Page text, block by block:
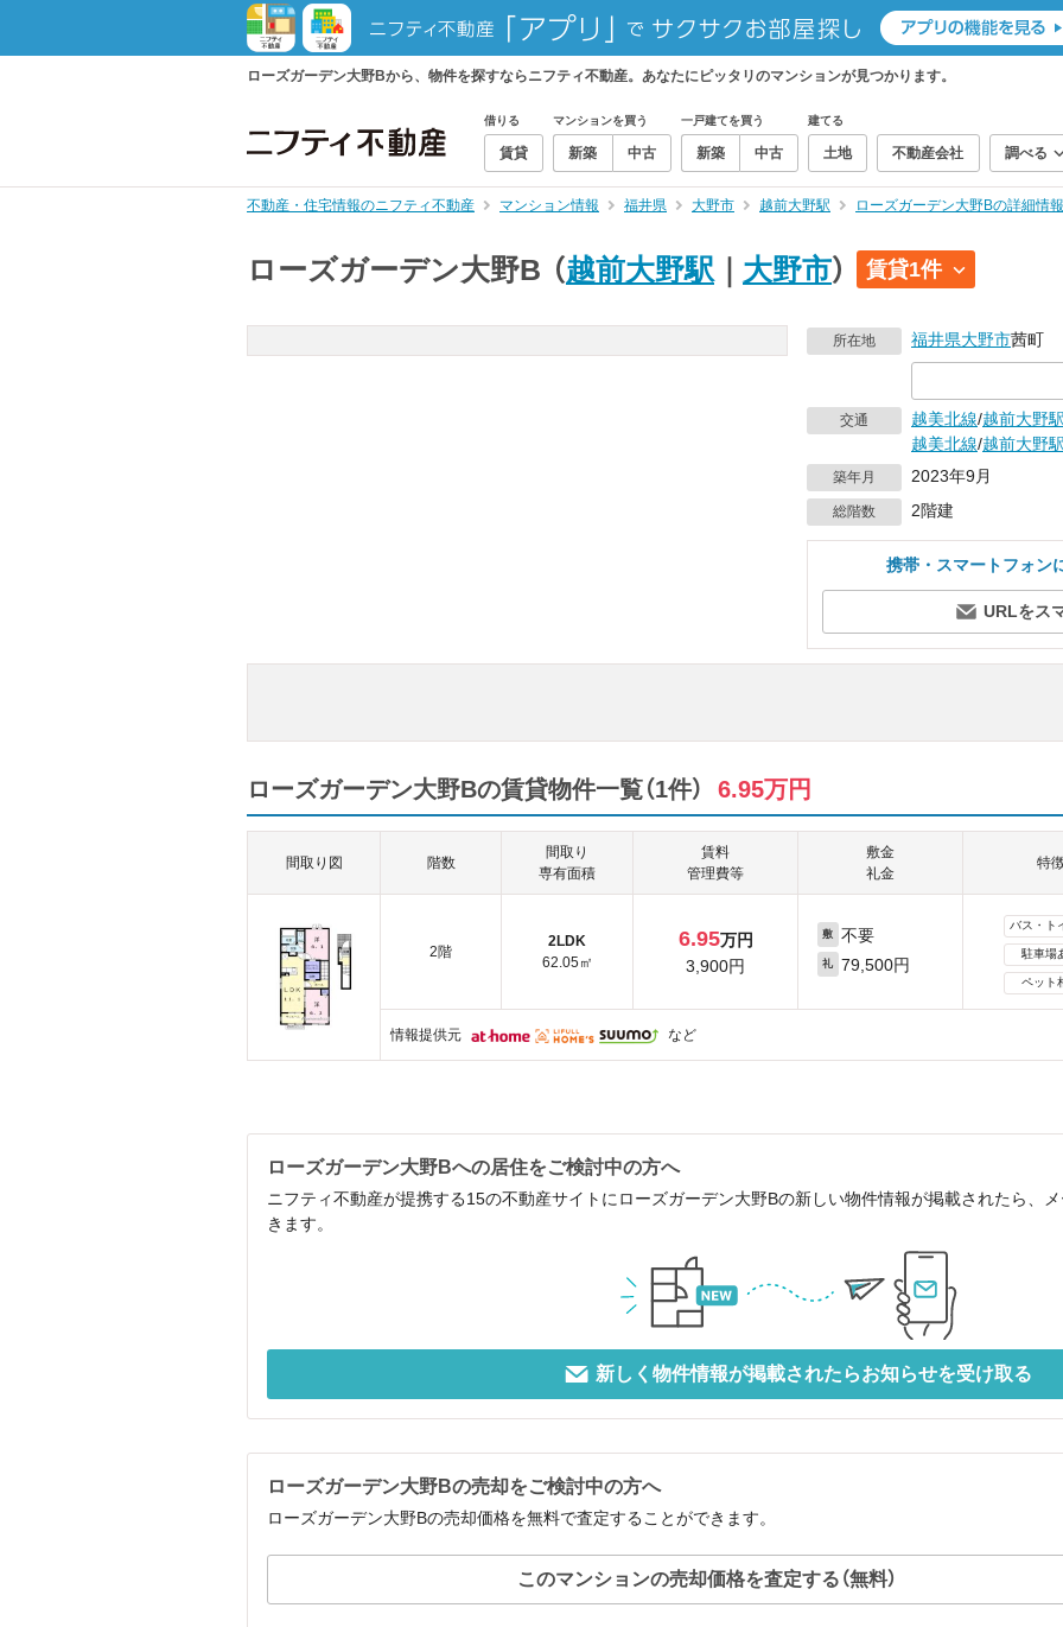
ローズガーデン大野Bから、物件を探すならニフティ不動産。あなたにピッタリのマンションが見つかります。
借りる
賃貸
マンションを買う
新築 中古
一戸建てを買う
新築 中古
建てる
土地 不動産会社 調べる
不動産・住宅情報のニフティ不動産 マンション情報 福井県 大野市 越前大野駅 ローズガーデン大野Bの詳細情報
ローズガーデン大野B （越前大野駅 大野市） 賃貸1件
所在地 福井県大野市茜町
交通 越美北線/越前大野駅
越美北線/越前大野駅
築年月 2023年9月
総階数 2階建
携帯・スマートフォン
URLをス
ローズガーデン大野Bの賃貸物件一覧（1件） 6.95万円
間取り図 階数
間取り
専有面積
賃料
管理費等
敷金
礼金
特
2階
2LDK
62.05㎡
6.95万円
3,900円
敷 不要
礼 79,500円
バス・ト
駐車場
ペット
情報提供元 など
ローズガーデン大野Bへの居住をご検討中の方へ
ニフティ不動産が提携する15の不動産サイトにローズガーデン大野Bの新しい物件情報が掲載されたら、
きます。
新しく物件情報が掲載されたらお知らせを受け取る
ローズガーデン大野Bの売却をご検討中の方へ
ローズガーデン大野Bの売却価格を無料で査定することができます。
このマンションの売却価格を査定する（無料）